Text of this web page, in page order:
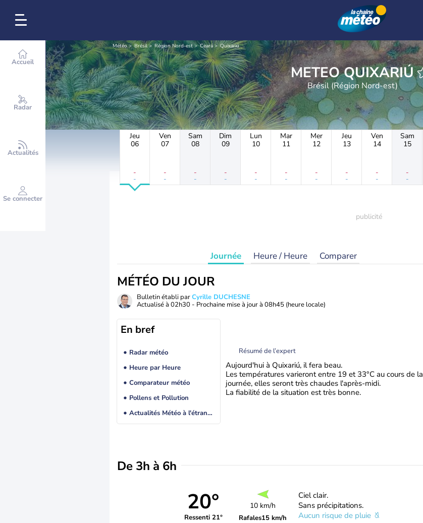
Accueil
Radar
Actualités
Se connecter
Météo Brésil Région Nord-est Ceará Quixariú
METEO QUIXARIÚ
Brésil (Région Nord-est)
Jeu
06
-
-
Ven
07
-
-
Sam
08
-
-
Dim
09
-
-
Lun
10
-
-
Mar
11
-
-
Mer
12
-
-
Jeu
13
-
-
Ven
14
-
-
Sam
15
-
-
Journée Heure / Heure Comparer
MÉTÉO DU JOUR
Bulletin établi parCyrille DUCHESNE
Actualisé à 02h30 - Prochaine mise à jour à 08h45 (heure locale)
En bref
Radar météo
Heure par Heure
Comparateur météo
Pollens et Pollution
Actualités Météo à l'étranger
Résumé de l’expert
Aujourd'hui à Quixariú, il fera beau.
Les températures varieront entre 19 et 33°C au cours de la
journée, elles seront très chaudes l'après-midi.
La fiabilité de la situation est très bonne.
De 3h à 6h
20°
Ressenti 21°
10 km/h
Rafales15 km/h
Ciel clair.
Sans précipitations.
Aucun risque de pluie